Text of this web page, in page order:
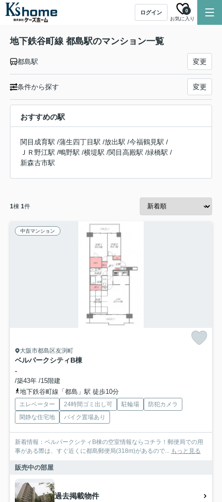
ログイン
お気に入り
0
地下鉄谷町線 都島駅のマンション一覧
都島駅 変更
条件から探す 変更
おすすめの駅
関目成育駅 /蒲生四丁目駅 /放出駅 /今福鶴見駅 /
ＪＲ野江駅 /鴫野駅 /横堤駅 /関目高殿駅 /緑橋駅 /
新森古市駅
1棟 1件
中古マンション
大阪市都島区友渕町
ベルパークシティB棟
-
/築43年 /15階建
地下鉄谷町線「都島」駅 徒歩10分
エレベーター 24時間ゴミ出し可 駐輪場
防犯カメラ
閑静な住宅地
バイク置場あり
新着情報：ベルパークシティB棟の空室情報ならコチラ！郵便局での用
事がある際は、すぐ近くに都島郵便局(318m)があるので... もっと見る
販売中の部屋
過去掲載物件